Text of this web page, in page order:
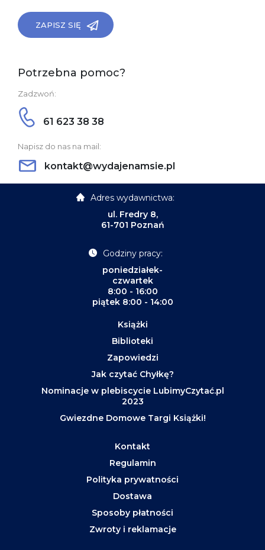
ZAPISZ SIĘ
Potrzebna pomoc?
Zadzwoń:
61 623 38 38
Napisz do nas na mail:
kontakt@wydajenamsie.pl
Adres wydawnictwa:
ul. Fredry 8,
61-701 Poznań
Godziny pracy:
poniedziałek-
czwartek
8:00 - 16:00
piątek 8:00 - 14:00
Książki
Biblioteki
Zapowiedzi
Jak czytać Chyłkę?
Nominacje w plebiscycie LubimyCzytać.pl
2023
Gwiezdne Domowe Targi Książki!
Kontakt
Regulamin
Polityka prywatności
Dostawa
Sposoby płatności
Zwroty i reklamacje